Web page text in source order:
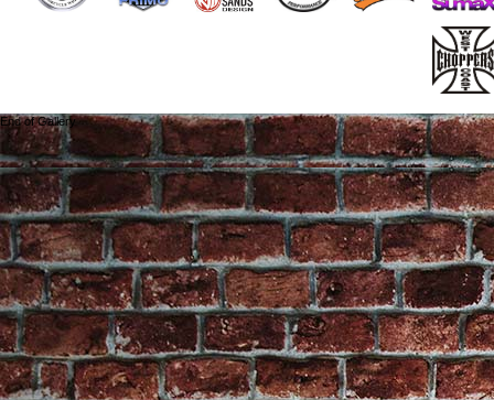
End of Gallery